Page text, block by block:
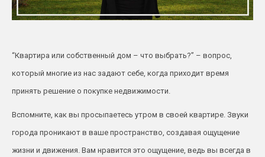
“Квартира или собственный дом – что выбрать?” – вопрос,
который многие из нас задают себе, когда приходит время
принять решение о покупке недвижимости.
Вспомните, как вы просыпаетесь утром в своей квартире. Звуки
города проникают в ваше пространство, создавая ощущение
жизни и движения. Вам нравится это ощущение, ведь вы всегда в